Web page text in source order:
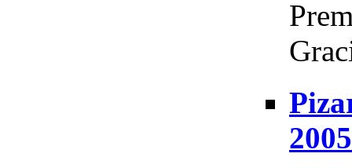
2005